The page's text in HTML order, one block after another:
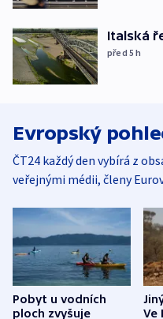
Italská
před 5h
Evropský
ČT24 každý den vybírá z
veřejnými médii, členy
Pobyt u vodních
ploch zvyšuje
Ve